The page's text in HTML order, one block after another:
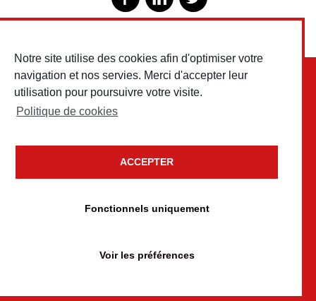
Notre site utilise des cookies afin d'optimiser votre
navigation et nos servies. Merci d'accepter leur
utilisation pour poursuivre votre visite.
Politique de cookies
ACCEPTER
Fonctionnels uniquement
Voir les préférences
réservés
Politique de cookies